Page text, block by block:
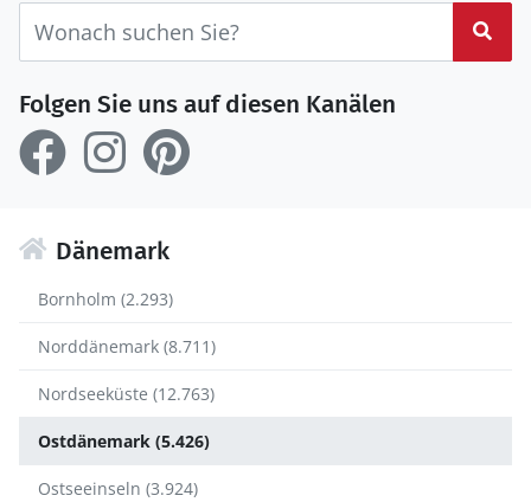
Folgen Sie uns auf diesen Kanälen
Dänemark
Bornholm (2.293)
Norddänemark (8.711)
Nordseeküste (12.763)
Ostdänemark (5.426)
Ostseeinseln (3.924)